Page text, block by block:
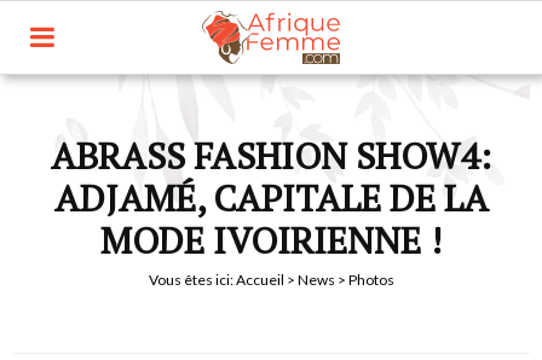
ABRASS FASHION SHOW4:
ADJAMÉ, CAPITALE DE LA
MODE IVOIRIENNE !
Vous êtes ici:Accueil > News > Photos